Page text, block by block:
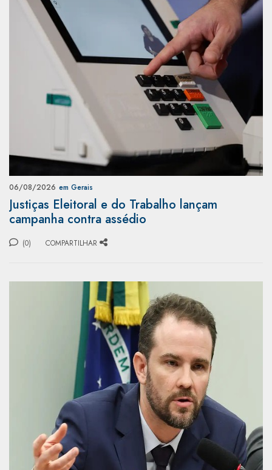
06/08/2026 em Gerais
Justiças Eleitoral e do Trabalho lançam
campanha contra assédio
(0) COMPARTILHAR